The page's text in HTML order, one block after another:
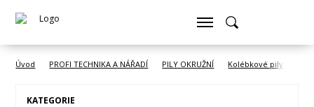
Úvod PROFI TECHNIKA A NÁŘADÍ PILY OKRUŽNÍ Kolébkové pily -
KATEGORIE